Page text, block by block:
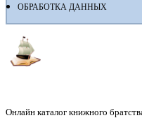
ОБРАБОТКА ДАННЫХ
Онлайн каталог книжного